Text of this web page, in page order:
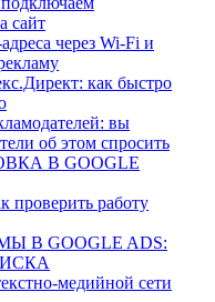
сайт
через Wi-Fi и
как быстро
вы
об этом спросить
В GOOGLE
проверить работу
В GOOGLE ADS:
медийной сети